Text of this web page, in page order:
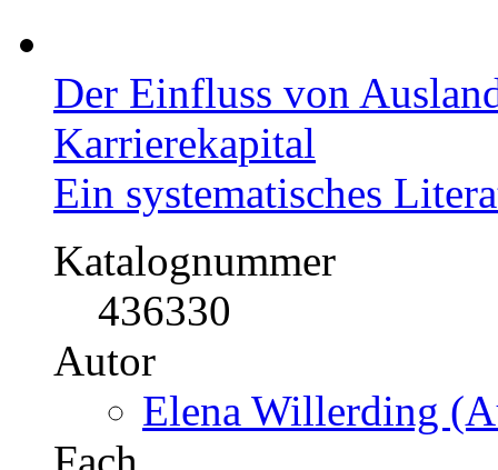
Der Einfluss von
Karrierekapital
Ein systematisches
Katalognummer
436330
Autor
Elena Willerding
Fach